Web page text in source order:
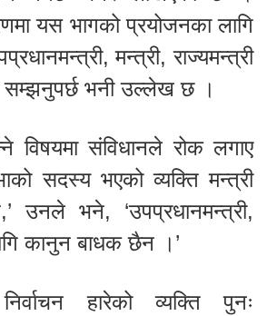
यस भागको प्रयोजनका लागि
मन्त्री, राज्यमन्त्री
सम्झनुपर्छ भनी उल्लेख छ ।
विषयमा संविधानले रोक लगाए
सदस्य भएको व्यक्ति मन्त्री
उनले भने, ‘उपप्रधानमन्त्री,
कानुन बाधक छैन ।’
निर्वाचन हारेको व्यक्ति पुनः